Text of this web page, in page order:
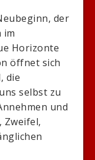
der
im
Horizonte
öffnet sich
die
selbst zu
und
Zweifel,